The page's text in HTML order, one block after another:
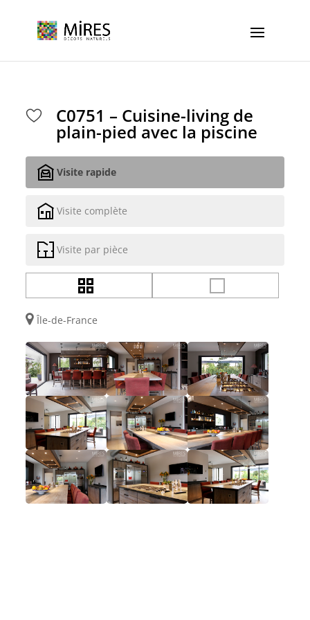
C0751 – Cuisine-living de
plain-pied avec la piscine
Visite rapide
Visite complète
Visite par pièce
Île-de-France